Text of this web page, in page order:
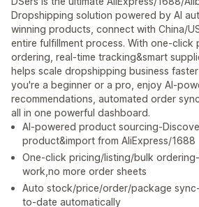
Dropshipping solution powered by AI
winning products, connect with China/
entire fulfillment process. With one-click
ordering, real-time tracking&smart
helps scale dropshipping business
you're a beginner or a pro, enjoy AI-
recommendations, automated order
all in one powerful dashboard.
AI-powered product sourcing-
product&import from AliExpress/1688
One-click pricing/listing/bulk
work,no more order sheets
Auto stock/price/order/package
to-date automatically